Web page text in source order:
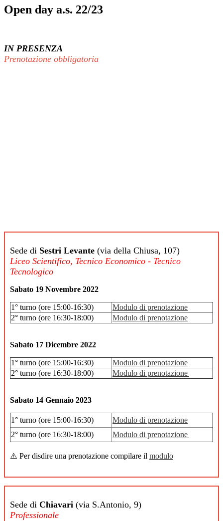
Open day a.s. 22/23
IN PRESENZA
Prenotazione obbligatoria
Sede di Sestri Levante (via della Chiusa, 107)
Liceo Scientifico, Tecnico Economico - Tecnico
Tecnologico
Sabato 19 Novembre 2022
1° turno (ore 15:00-16:30)
Modulo di prenotazione
2° turno (ore 16:30-18:00)
Modulo di prenotazione
Sabato 17 Dicembre 2022
1° turno (ore 15:00-16:30)
Modulo di prenotazione
2° turno (ore 16:30-18:00)
Modulo di prenotazione
Sabato 14 Gennaio 2023
1° turno (ore 15:00-16:30)
Modulo di prenotazione
2° turno (ore 16:30-18:00)
Modulo di prenotazione
⚠️ Per disdire una prenotazione compilare il modulo
Sede di Chiavari (via S.Antonio, 9)
Professionale